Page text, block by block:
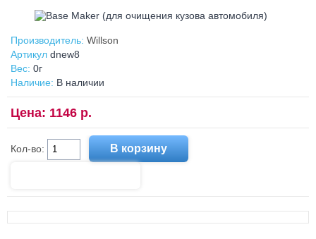
Производитель: Willson
Артикул dnew8
Вес: 0г
Наличие: В наличии
Цена: 1146 р.
Кол-во: